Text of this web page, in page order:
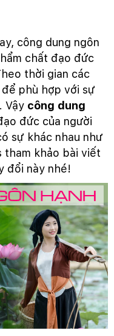
công dung ngôn
chất đạo đức
thời gian các
phù hợp với sự
Vậy công dung
đức của người
sự khác nhau như
tham khảo bài viết
đổi này nhé!